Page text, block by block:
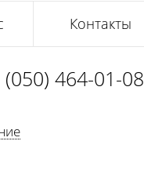
Контакты
(050) 464-01-08